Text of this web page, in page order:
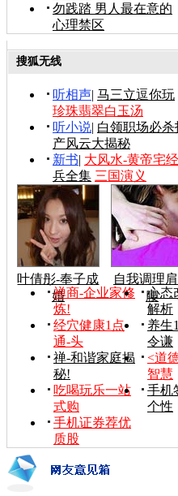
勿践踏 男人最在意的
心理禁区
搜狐无线
听相声| 马三立逗你玩
珍珠翡翠白玉汤
听小说| 白领职场必杀
产风云大揭秘
新书| 大风水-黄帝宅经
兵全集 三国演义
叶倩彤-奉子成
婚
自我调理
腰
禅商-企业家修
炼!
心态
解析
经穴健康1点
通-头
养生
令谦
禅-和谐家庭揭
秘!
<道
智慧
吃喝玩乐一站
式购
手机
个性
手机证券荐优
质股